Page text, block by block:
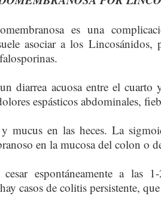
es una
asociar a los Lincosánidos,
diarrea acuosa entre el
espásticos abdominales,
mucus en las heces. La
en la mucosa del colon o
espontáneamente a las
casos de colitis persistente,